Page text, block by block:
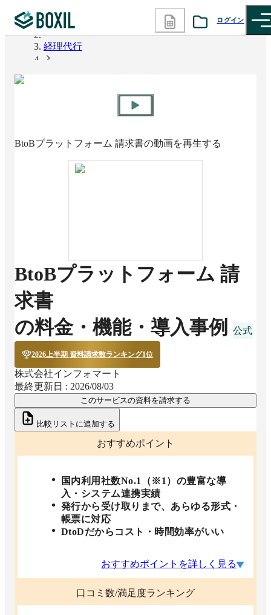
ログイン
カテゴリから探す
BOXIL
経理代行
BtoBプラットフォーム 請求書の動画を再生する
BtoBプラットフォーム 請
求書
の料金・機能・導入事例
2026上半期 資料請求数ランキング1位
株式会社インフォマート
最終更新日 : 2026/08/03
このサービスの資料を請求する
比較リストに追加する
おすすめポイント
国内利用社数No.1（※1）の豊富な導
入・システム連携実績
発行から受け取りまで、あらゆる形式・
帳票に対応
DtoDだからコスト・時間効率がいい
おすすめポイントを詳しく見る
口コミ数/満足度ランキング